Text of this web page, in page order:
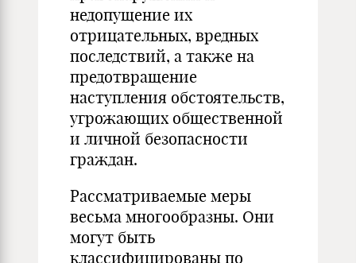
недопущение их
отрицательных, вредных
последствий, а также на
предотвращение
наступления обстоятельств,
угрожающих об­щественной
и личной безопасности
граждан.
Рассматриваемые меры
весьма многообразны. Они
могут быть
классифицированы по